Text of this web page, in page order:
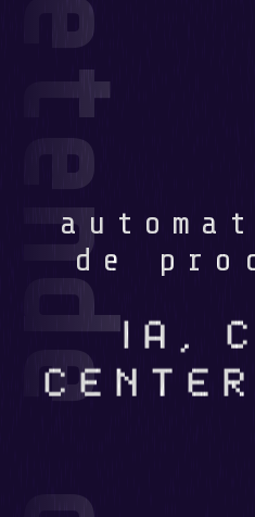
de
IA,